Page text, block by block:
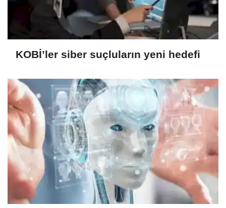
KOBİ’ler siber suçluların yeni hedefi